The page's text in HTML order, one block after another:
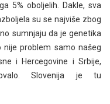
5% oboljelih. Dakle, sva
su se najviše zbog
sumnjaju da je genetika
nije problem samo našeg
i Hercegovine i Srbije,
Slovenija je tu